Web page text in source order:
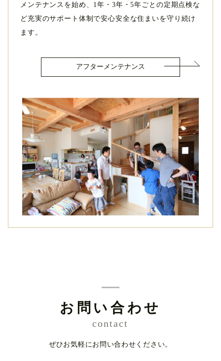
メンテナンスを始め、1年・3年・5年ごとの定期点検な
ど充実のサポート体制で安心安全な住まいを守り続け
ます。
アフターメンテナンス
お問い合わせ
contact
ぜひお気軽にお問い合わせください。